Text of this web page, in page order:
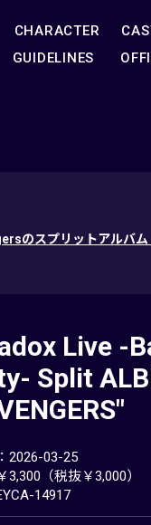
CHARACTER
GUIDELINES
のスプリットアルバム
Live -
Split
2026-03-25
3,300（税抜￥3,000）
14917